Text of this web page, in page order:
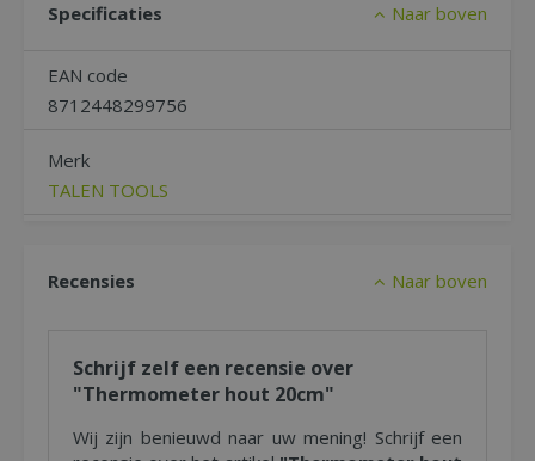
Specificaties Naar boven
EAN code
8712448299756
Merk
TALEN TOOLS
Recensies Naar boven
Schrijf zelf een recensie over
"Thermometer hout 20cm"
Wij zijn benieuwd naar uw mening! Schrijf een